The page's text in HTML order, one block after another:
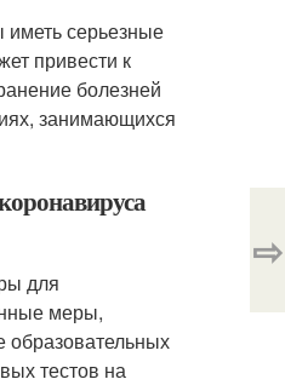
иметь серьезные
привести к
болезней
занимающихся
для
меры,
образовательных
тестов на
⇨